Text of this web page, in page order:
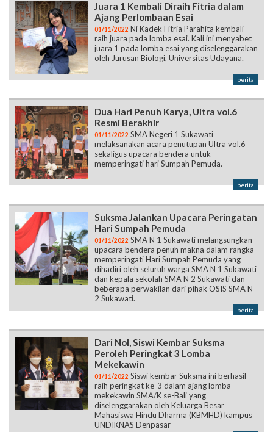
Juara 1 Kembali Diraih Fitria dalam
Ajang Perlombaan Esai
01/11/2022 Ni Kadek Fitria Parahita kembali
raih juara pada lomba esai. Kali ini menyabet
juara 1 pada lomba esai yang diselenggarakan
oleh Jurusan Biologi, Universitas Udayana.
berita
Dua Hari Penuh Karya, Ultra vol.6
Resmi Berakhir
01/11/2022 SMA Negeri 1 Sukawati
melaksanakan acara penutupan Ultra vol.6
sekaligus upacara bendera untuk
memperingati hari Sumpah Pemuda.
berita
Suksma Jalankan Upacara Peringatan
Hari Sumpah Pemuda
01/11/2022 SMA N 1 Sukawati melangsungkan
upacara bendera penuh makna dalam rangka
memperingati Hari Sumpah Pemuda yang
dihadiri oleh seluruh warga SMA N 1 Sukawati
dan kepala sekolah SMA N 2 Sukawati dan
beberapa perwakilan dari pihak OSIS SMA N
2 Sukawati.
berita
Dari Nol, Siswi Kembar Suksma
Peroleh Peringkat 3 Lomba
Mekekawin
01/11/2022 Siswi kembar Suksma ini berhasil
raih peringkat ke-3 dalam ajang lomba
mekekawin SMA/K se-Bali yang
diselenggarakan oleh Keluarga Besar
Mahasiswa Hindu Dharma (KBMHD) kampus
UNDIKNAS Denpasar